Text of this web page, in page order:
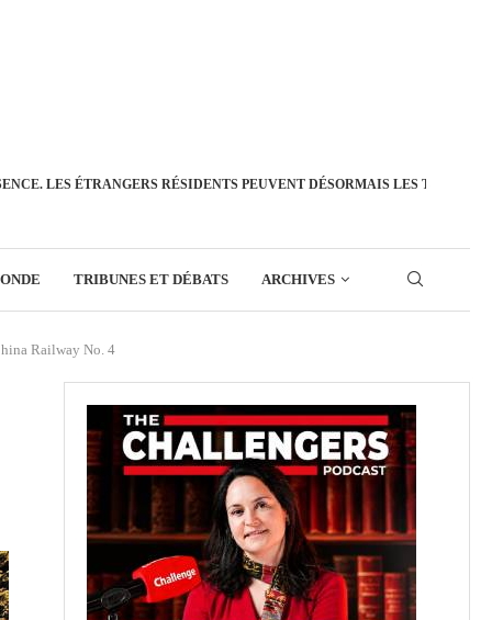
LES ÉTRANGERS RÉSIDENTS PEUVENT DÉSORMAIS LES
TRIBUNES ET DÉBATS ARCHIVES
Railway No. 4